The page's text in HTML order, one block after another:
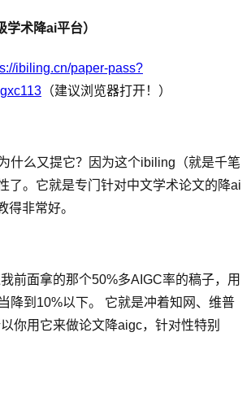
学术降ai平台）
ibiling.cn/paper-pass?
（建议浏览器打开！）
什么又提它？因为这个ibiling（就是千笔
了。它就是专门针对中文学术论文的降ai
得非常好。
前面拿的那个50%多AIGC率的稿子，用
降到10%以下。 它就是冲着知网、维普
你用它来做论文降aigc，针对性特别